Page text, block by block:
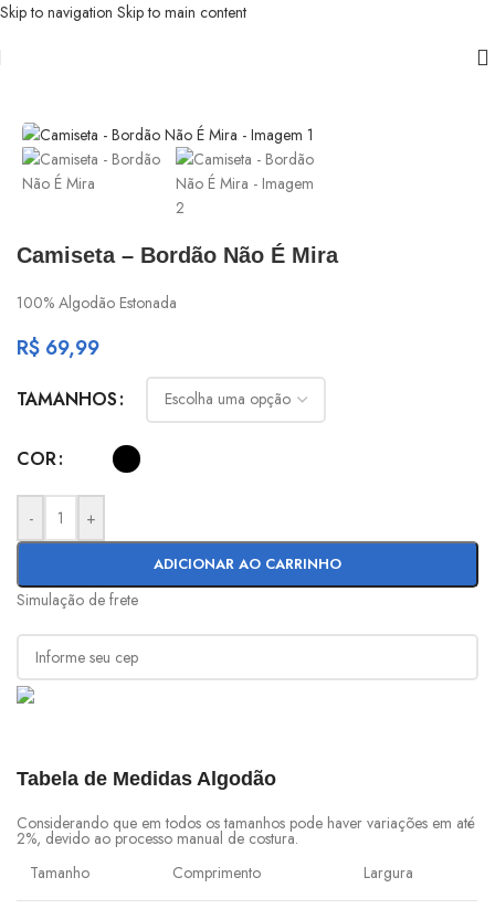
Skip to navigation Skip to main content
Camiseta – Bordão Não É Mira
100% Algodão Estonada
R$ 69,99
TAMANHOS
COR
- +
ADICIONAR AO CARRINHO
Simulação de frete
Tabela de Medidas Algodão
Considerando que em todos os tamanhos pode haver variações em até
2%, devido ao processo manual de costura.
Tamanho
Comprimento Largura